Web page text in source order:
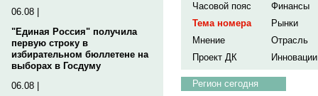
06.08 |
"Единая Россия" получила
первую строку в
избирательном бюллетене на
выборах в Госдуму
06.08 |
Часовой пояс
Финансы
Тема номера
Рынки
Мнение
Отрасль
Проект ДК
Инновации
Регион сегодня